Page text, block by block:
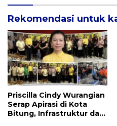
Walukow
Rekomendasi untuk
Priscilla Cindy Wurangian
Serap Apirasi di Kota
Bitung, Infrastruktur dan